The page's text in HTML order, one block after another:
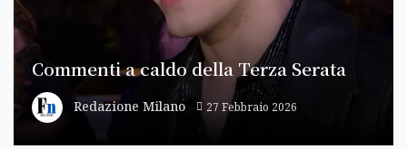
Commenti a caldo della Terza Serata
Redazione Milano 27 Febbraio 2026